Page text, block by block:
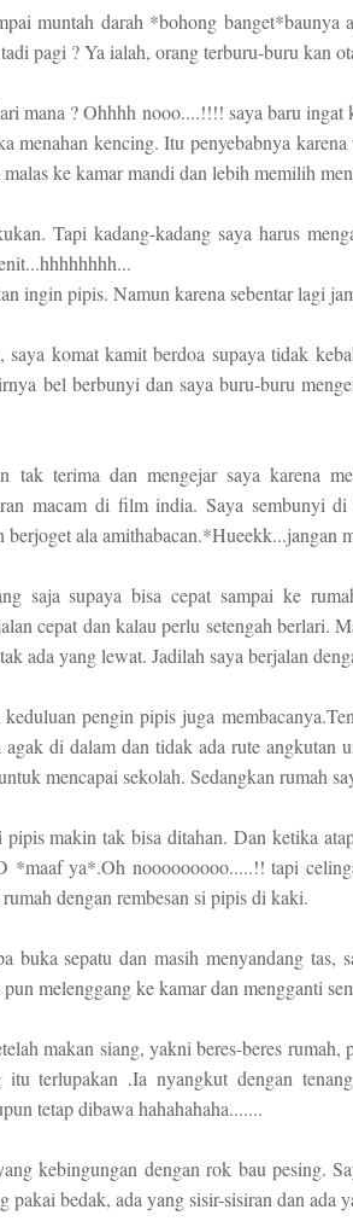
muntah darah *bohong
pagi ? Ya ialah, orang terburu-buru kan
mana ? Ohhhh nooo....!!!! saya baru
menahan kencing. Itu penyebabnya
ke kamar mandi dan lebih memilih
Tapi kadang-kadang saya harus
ingin pipis. Namun karena sebentar lagi
saya komat kamit berdoa supaya tidak
bel berbunyi dan saya buru-buru
tak terima dan mengejar saya karena
macam di film india. Saya sembunyi
berjoget ala amithabacan.*Hueekk...jangan
saja supaya bisa cepat sampai ke
cepat dan kalau perlu setengah berlari.
ada yang lewat. Jadilah saya berjalan
pengin pipis juga
agak di dalam dan tidak ada rute angkutan
mencapai sekolah. Sedangkan rumah
makin tak bisa ditahan. Dan ketika
*maaf ya*.Oh nooooooooo.....!! tapi
dengan rembesan si pipis di kaki.
buka sepatu dan masih menyandang tas,
melenggang ke kamar dan mengganti
makan siang, yakni beres-beres
itu terlupakan .Ia nyangkut dengan
tetap dibawa hahahahaha.......
kebingungan dengan rok bau pesing.
pakai bedak, ada yang sisir-sisiran dan ada